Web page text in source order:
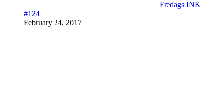
Fredags INK
#124
February 24, 2017